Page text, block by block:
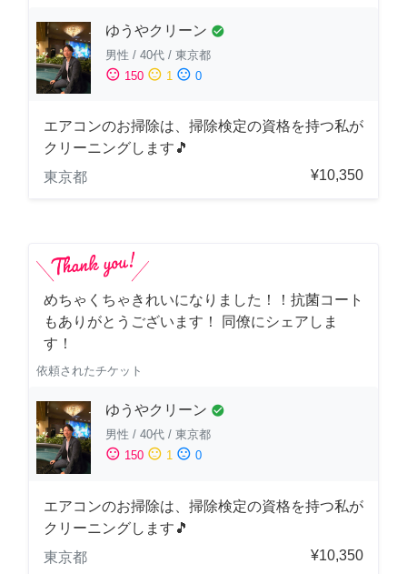
ゆうやクリーン check_circle
男性 / 40代 / 東京都
sentiment_satisfied 150 sentiment_neutral 1 sentiment_dissatisfied 0
エアコンのお掃除は、掃除検定の資格を持つ私が
クリーニングします🎵
東京都
¥10,350
めちゃくちゃきれいになりました！！抗菌コート
もありがとうございます！ 同僚にシェアしま
す！
依頼されたチケット
ゆうやクリーン check_circle
男性 / 40代 / 東京都
sentiment_satisfied 150 sentiment_neutral 1 sentiment_dissatisfied 0
エアコンのお掃除は、掃除検定の資格を持つ私が
クリーニングします🎵
東京都
¥10,350